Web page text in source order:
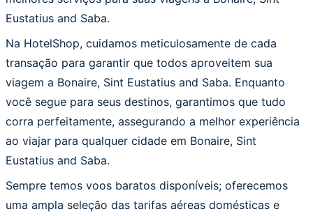
Eustatius and Saba.
Na HotelShop, cuidamos meticulosamente de cada
transação para garantir que todos aproveitem sua
viagem a Bonaire, Sint Eustatius and Saba. Enquanto
você segue para seus destinos, garantimos que tudo
corra perfeitamente, assegurando a melhor experiência
ao viajar para qualquer cidade em Bonaire, Sint
Eustatius and Saba.
Sempre temos voos baratos disponíveis; oferecemos
uma ampla seleção das tarifas aéreas domésticas e